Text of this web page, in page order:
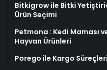
Bitkigrow ile Bitki
Ürün Seçimi
Petmona : Kedi Maması
Hayvan Ürünleri
Porego ile Kargo